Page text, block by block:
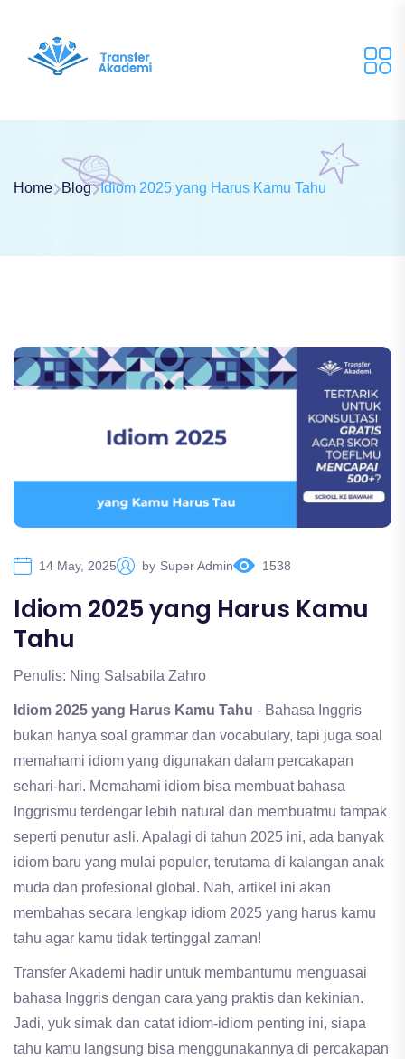
Home Blog Idiom 2025 yang Harus Kamu Tahu
14 May, 2025 by Super Admin 1538
Idiom 2025 yang Harus Kamu
Tahu
Penulis: Ning Salsabila Zahro
Idiom 2025 yang Harus Kamu Tahu - Bahasa Inggris
bukan hanya soal grammar dan vocabulary, tapi juga soal
memahami idiom yang digunakan dalam percakapan
sehari-hari. Memahami idiom bisa membuat bahasa
Inggrismu terdengar lebih natural dan membuatmu tampak
seperti penutur asli. Apalagi di tahun 2025 ini, ada banyak
idiom baru yang mulai populer, terutama di kalangan anak
muda dan profesional global. Nah, artikel ini akan
membahas secara lengkap idiom 2025 yang harus kamu
tahu agar kamu tidak tertinggal zaman!
Transfer Akademi hadir untuk membantumu menguasai
bahasa Inggris dengan cara yang praktis dan kekinian.
Jadi, yuk simak dan catat idiom-idiom penting ini, siapa
tahu kamu langsung bisa menggunakannya di percakapan